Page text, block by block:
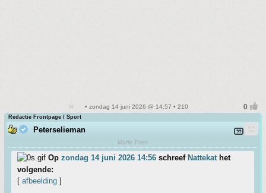
• zondag 14 juni 2026 @ 14:57 • 210
Redactie Frontpage / Sport
Peterselieman
Maffe Fries
Op zondag 14 juni 2026 14:56 schreef Nattekat het
volgende:
[ afbeelding ]